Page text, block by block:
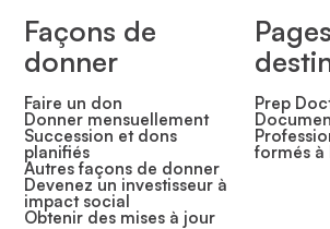
Façons de
donner
Faire un don
Donner mensuellement
Succession et dons
planifiés
Autres façons de donner
Devenez un investisseur à
impact social
Obtenir des mises à jour
Prep
formés